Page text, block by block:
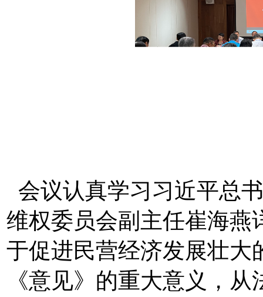
会议认真学习习近平总
维权委员会副主任崔海燕
于促进民营经济发展壮大
《意见》的重大意义，